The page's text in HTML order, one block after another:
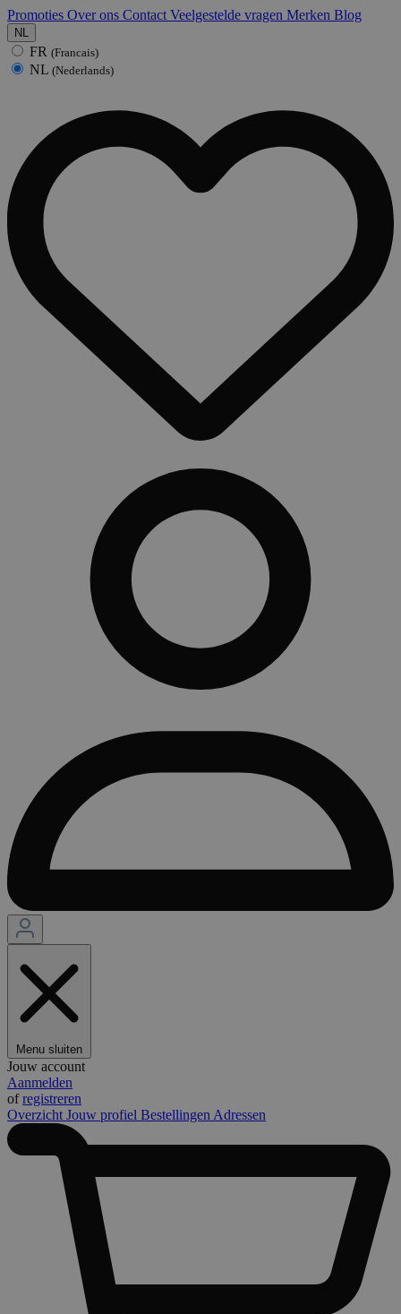
Promoties Over ons Contact Veelgestelde vragen Merken Blog
NL
FR (Francais)
NL (Nederlands)
Menu sluiten
Jouw account
Aanmelden
ofregistreren
Overzicht Jouw profiel Bestellingen Adressen